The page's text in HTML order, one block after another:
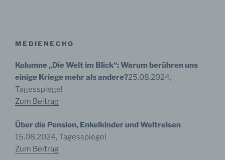
MEDIENECHO
Kolumne „Die Welt im Blick“: Warum berühren uns
einige Kriege mehr als andere?25.08.2024,
Tagesspiegel
Zum Beitrag
Über die Pension, Enkelkinder und Weltreisen
15.08.2024, Tagesspiegel
Zum Beitrag
ihre künftige Verarbeitung einzuschränken.
e) Profiling
Profiling ist jede Art der automatisierten Verarbeitung
diese personenbezogenen Daten verwendet werden,
um bestimmte persönliche Aspekte, die sich auf eine
natürliche Person beziehen, zu bewerten,
insbesondere, um Aspekte bezüglich Arbeitsleistung,
wirtschaftlicher Lage, Gesundheit, persönlicher